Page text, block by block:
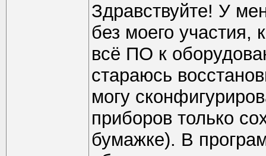
Здравствуйте! У
без моего участия,
всё ПО к
стараюсь
могу
приборов только
бумажке). В